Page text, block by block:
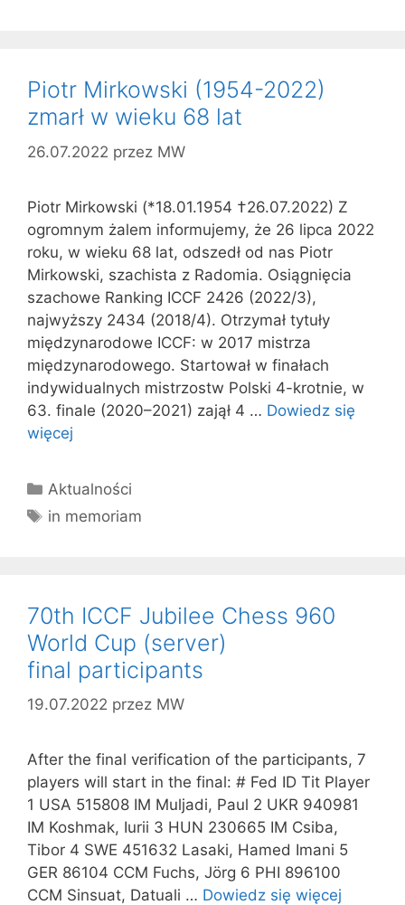
Piotr Mirkowski (1954-2022)
zmarł w wieku 68 lat
26.07.2022 przez MW
Piotr Mirkowski (*18.01.1954 †26.07.2022) Z
ogromnym żalem informujemy, że 26 lipca 2022
roku, w wieku 68 lat, odszedł od nas Piotr
Mirkowski, szachista z Radomia. Osiągnięcia
szachowe Ranking ICCF 2426 (2022/3),
najwyższy 2434 (2018/4). Otrzymał tytuły
międzynarodowe ICCF: w 2017 mistrza
międzynarodowego. Startował w finałach
indywidualnych mistrzostw Polski 4-krotnie, w
63. finale (2020–2021) zajął 4 … Dowiedz się
więcej
Kategorie
Aktualności
Tagi
in memoriam
70th ICCF Jubilee Chess 960
World Cup (server)
final participants
19.07.2022 przez MW
After the final verification of the participants, 7
players will start in the final: # Fed ID Tit Player
1 USA 515808 IM Muljadi, Paul 2 UKR 940981
IM Koshmak, Iurii 3 HUN 230665 IM Csiba,
Tibor 4 SWE 451632 Lasaki, Hamed Imani 5
GER 86104 CCM Fuchs, Jörg 6 PHI 896100
CCM Sinsuat, Datuali … Dowiedz się więcej